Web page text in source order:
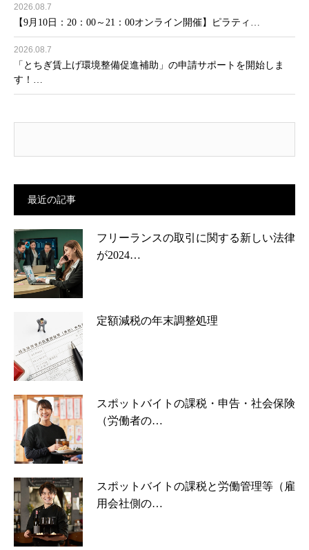
2026.08.7
【9月10日：20：00～21：00オンライン開催】ピラティ…
2026.08.7
「とちぎ賃上げ環境整備促進補助」の申請サポートを開始しま
す！…
最近の記事
フリーランスの取引に関する新しい法律
が2024…
定額減税の年末調整処理
スポットバイトの課税・申告・社会保険
（労働者の…
スポットバイトの課税と労働管理等（雇
用会社側の…